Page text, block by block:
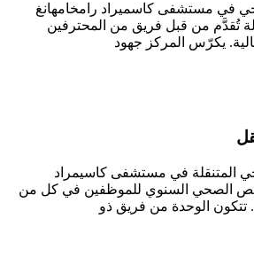
في مستشفى كاسميراد رامخامهانغ
من قبل فريق من المحترفين
يكرّس المركز جهود
المتنقلة في مستشفى كاسيمراد
الصحي السنوي للموظفين في كل من
تتكون الوحدة من فريق ذو